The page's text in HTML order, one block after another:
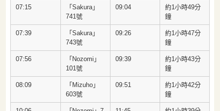
07:15
「Sakura」
741號
09:04
約1小時49分
鐘
07:39
「Sakura」
743號
09:26
約1小時47分
鐘
07:56
「Nozomi」
101號
09:39
約1小時43分
鐘
08:09
「Mizuho」
603號
09:51
約1小時42分
鐘